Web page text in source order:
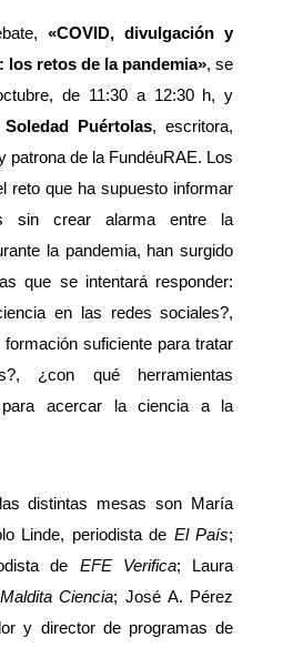
«COVID, divulgación y
retos de la pandemia», se
de 11:30 a 12:30 h, y
Soledad Puértolas, escritora,
patrona de la FundéuRAE. Los
reto que ha supuesto informar
sin crear alarma entre la
la pandemia, han surgido
que se intentará responder:
en las redes sociales?,
suficiente para tratar
¿con qué herramientas
acercar la ciencia a la
distintas mesas son María
Linde, periodista de El País;
de EFE Verifica; Laura
Maldita Ciencia; José A. Pérez
y director de programas de